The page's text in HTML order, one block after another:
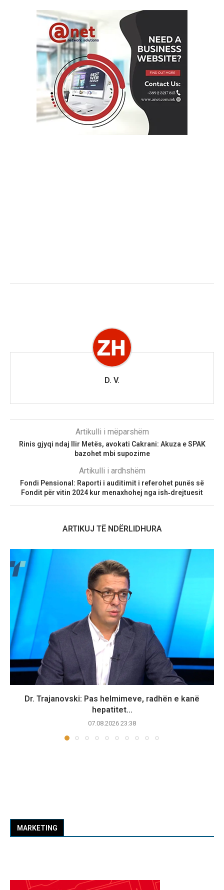
D. V.
Artikulli i mëparshëm
Rinis gjyqi ndaj Ilir Metës, avokati Cakrani: Akuza e SPAK
bazohet mbi supozime
Artikulli i ardhshëm
Fondi Pensional: Raporti i auditimit i referohet punës së
Fondit për vitin 2024 kur menaxhohej nga ish‑drejtuesit
ARTIKUJ TË NDËRLIDHURA
Dr. Trajanovski: Pas helmimeve, radhën e kanë
hepatitet...
07.08.2026 23:38
MARKETING